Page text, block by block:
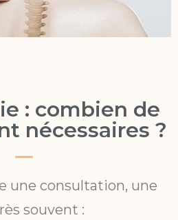
: combien de
nécessaires ?
une consultation, une
souvent :